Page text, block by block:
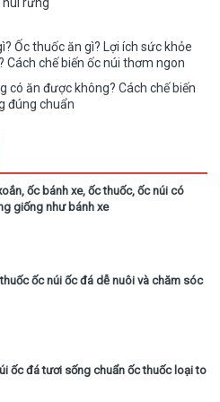
cách, các bạn thực
đây:
núi dưới vòi nước mạnh
đất bám ở vỏ. Hoặc
cọ và chà nhẹ vào vỏ
nước vo gạo, cắt một
Ngâm ốc trong 1 - 2
và bớt chất nhờn.
dưới vòi nước sạch và để
biến.
rất nhiều món như : Nướng,
rừng
Ốc thuốc ăn gì? Lợi ích sức khỏe
Cách chế biến ốc núi thơm ngon
có ăn được không? Cách chế biến
đúng chuẩn
ốc bánh xe, ốc thuốc, ốc núi có
giống như bánh xe
ốc núi ốc đá dễ nuôi và chăm sóc
ốc đá tươi sống chuẩn ốc thuốc loại to